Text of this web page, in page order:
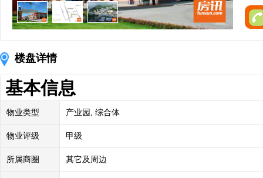
楼盘详情
基本信息
物业类型 产业园, 综合体
物业评级 甲级
所属商圈 其它及周边